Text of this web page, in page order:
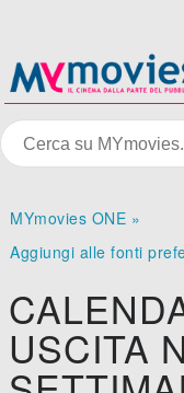
MYmovies ONE »
Aggiungi alle fonti
USCITA